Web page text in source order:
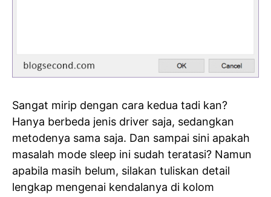
Sangat mirip dengan cara kedua tadi kan?
Hanya berbeda jenis driver saja, sedangkan
metodenya sama saja. Dan sampai sini apakah
masalah mode sleep ini sudah teratasi? Namun
apabila masih belum, silakan tuliskan detail
lengkap mengenai kendalanya di kolom